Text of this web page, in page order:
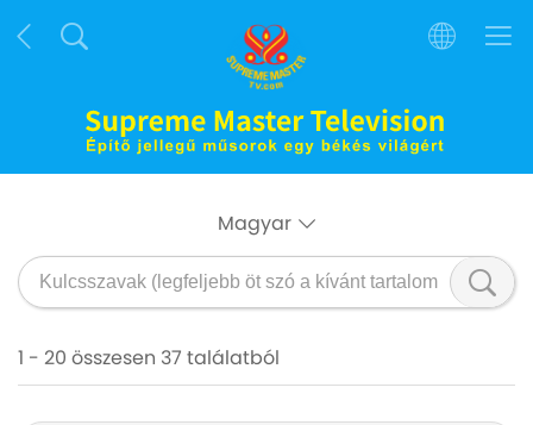
Magyar
1 - 20 összesen 37 találatból